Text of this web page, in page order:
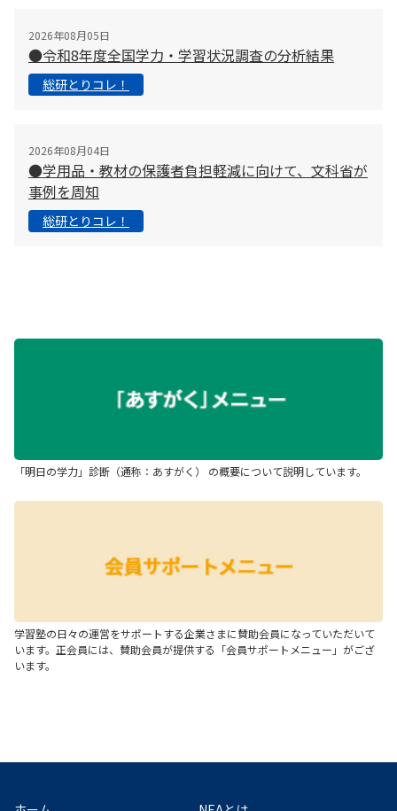
2026年08月05日
●令和8年度全国学力・学習状況調査の分析結果
総研とりコレ！
2026年08月04日
●学用品・教材の保護者負担軽減に向けて、文科省が
事例を周知
総研とりコレ！
「明日の学力」診断（通称：あすがく） の概要について説明しています。
学習塾の日々の運営をサポートする企業さまに賛助会員になっていただいて
います。正会員には、賛助会員が提供する「会員サポートメニュー」がござ
います。